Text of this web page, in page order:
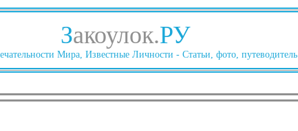
Закоулок.РУ
Мира, Известные Личности - Статьи, фото, путеводитель